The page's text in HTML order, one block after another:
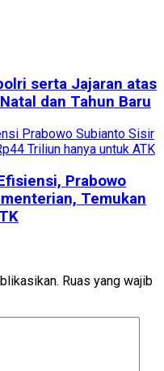
serta Jajaran atas
dan Tahun Baru
Prabowo
Temukan
Ruas yang wajib